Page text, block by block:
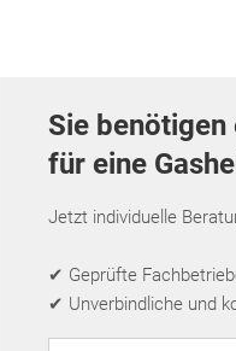
Sie benötigen
für eine
Jetzt individuelle
✔ Geprüfte
✔ Unverbindliche und